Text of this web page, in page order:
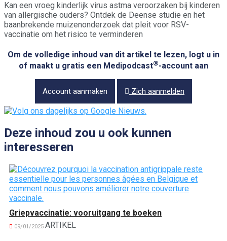
Kan een vroeg kinderlijk virus astma veroorzaken bij kinderen
van allergische ouders? Ontdek de Deense studie en het
baanbrekende muizenonderzoek dat pleit voor RSV-
vaccinatie om het risico te verminderen
Om de volledige inhoud van dit artikel te lezen, logt u in
of maakt u gratis een Medipodcast®-account aan
Account aanmaken Zich aanmelden
Deze inhoud zou u ook kunnen
interesseren
Griepvaccinatie: vooruitgang te boeken
09/01/2025 ARTIKEL